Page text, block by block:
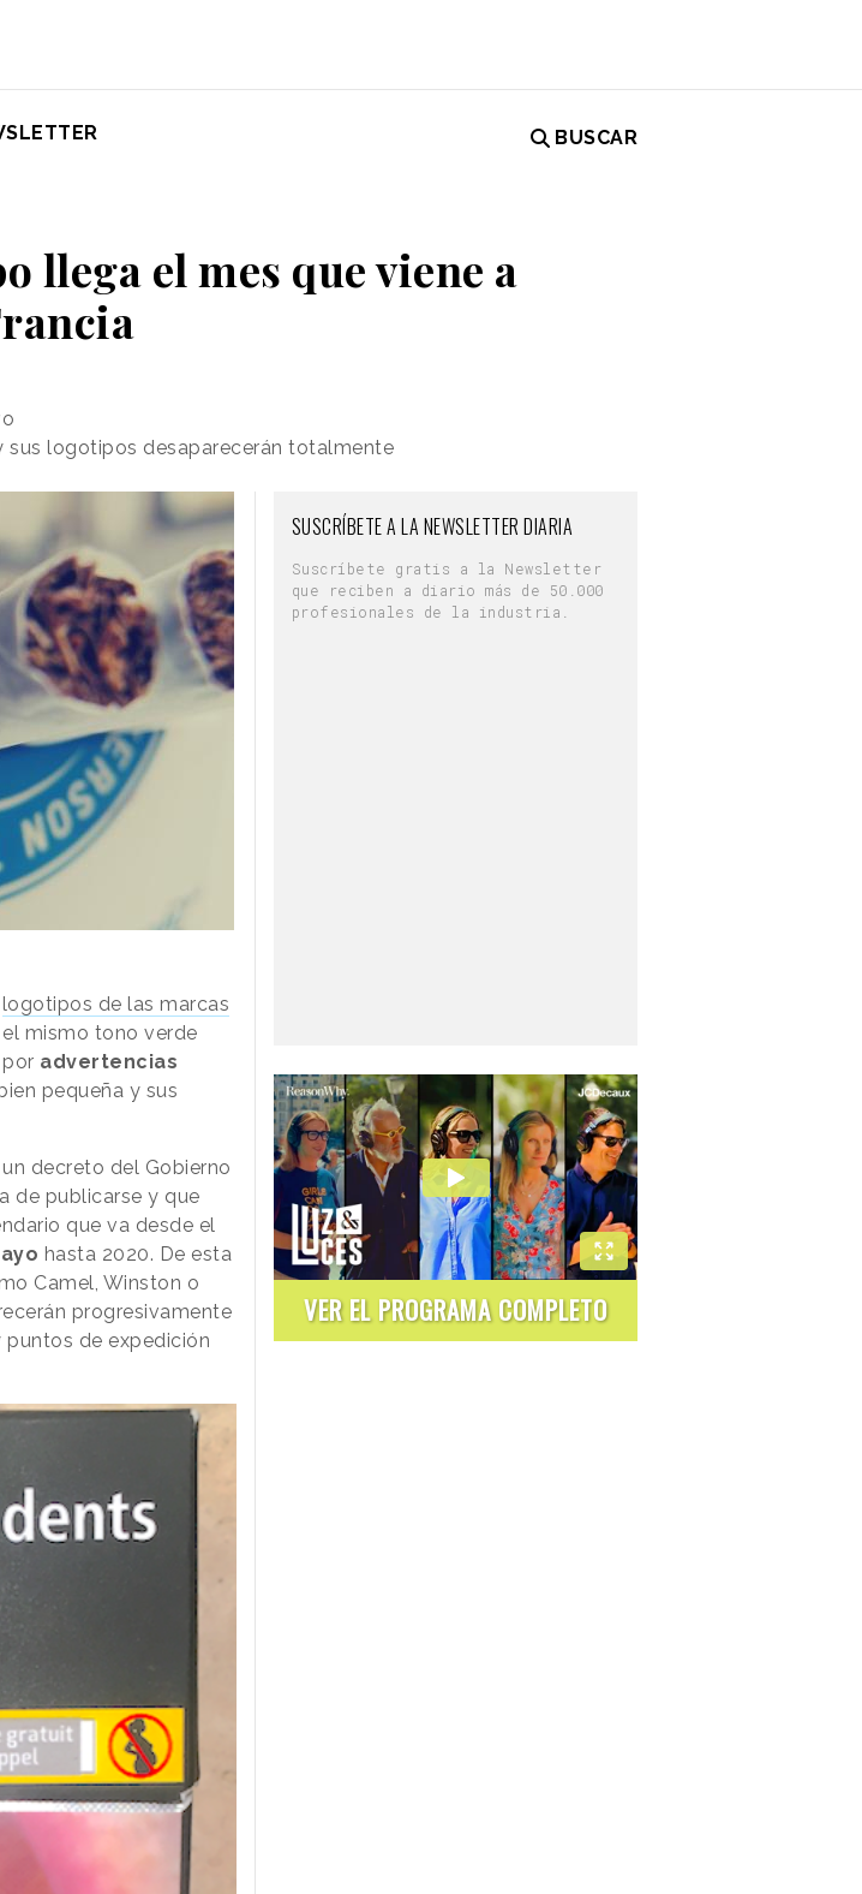
BUSCAR
llega el mes que viene a
sus logotipos desaparecerán totalmente
logotipos de las marcas
mismo tono verde
advertencias
pequeña y sus
decreto del Gobierno
de publicarse y que
que va desde el
hasta 2020. De esta
Camel, Winston o
progresivamente
de expedición
SUSCRÍBETE A LA NEWSLETTER DIARIA
Suscríbete gratis a la Newsletter
que reciben a diario más de 50.000
profesionales de la industria.
VER EL PROGRAMA COMPLETO